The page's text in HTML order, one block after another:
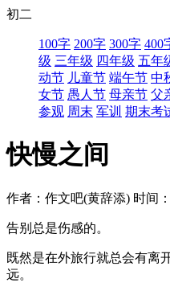
初二
100字 200字 300字 400
级 三年级 四年级 五年
动节 儿童节 端午节 中
女节 愚人节 母亲节 父
参观 周末 军训 期末考
快慢之间
作者：作文吧(黄辞添) 时间
告别总是伤感的。
既然是在外旅行就总会有离
远。